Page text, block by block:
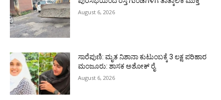
August 6, 2026
ಸಾರೆಪುಣಿ: ಮೃತ ನಿಶಾನಾ ಕುಟುಂಬಕ್ಕೆ 3 ಲಕ್ಷ ಪರಿಹಾರ
ಮಂಜೂರು: ಶಾಸಕ ಅಶೋಕ್ ರೈ
August 6, 2026